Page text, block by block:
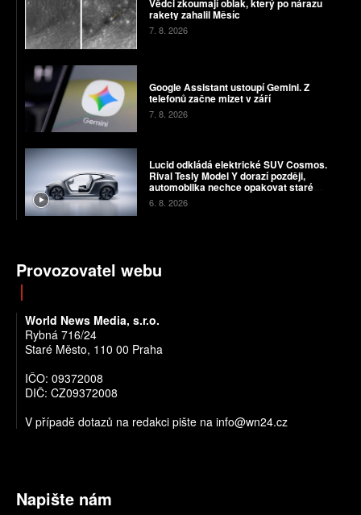
Vědci zkoumají oblak, který po nárazu
rakety zahalil Měsíc
7. 8. 2026
Google Assistant ustoupí Gemini. Z
telefonů začne mizet v září
7. 8. 2026
Lucid odkládá elektrické SUV Cosmos.
Rival Tesly Model Y dorazí později,
automobilka nechce opakovat staré
chyby
6. 8. 2026
Provozovatel webu
World News Media, s.r.o.
Rybná 716/24
Staré Město, 110 00 Praha
IČO: 09372008
DIČ: CZ09372008
V případě dotazů na redakci pište na info@wn24.cz
Napište nám